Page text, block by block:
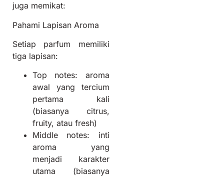
juga memikat:
Pahami Lapisan Aroma
Setiap parfum memiliki
tiga lapisan:
Top notes: aroma
awal yang tercium
pertama kali
(biasanya citrus,
fruity, atau fresh)
Middle notes: inti
aroma yang
menjadi karakter
utama (biasanya